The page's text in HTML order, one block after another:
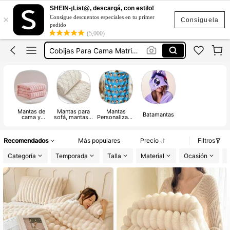
Consíguela
×
SHEIN-¡List@, descargá, con estilo!
Consigue descuentos especiales en tu primer
pedido
(5,000)
Frazada Matrimonial
Cobijas
Cobijas Para Cama
Cobijas Para Cama Matrimonial
Frazada Matrimonial
Cobijas
Mantas de
cama y
Mantas para
sofá, mantas y
Mantas
Personalizada Batamantas
Recomendados Más populares Precio
Filtros
Categoría
Temporada Talla Material Ocasión